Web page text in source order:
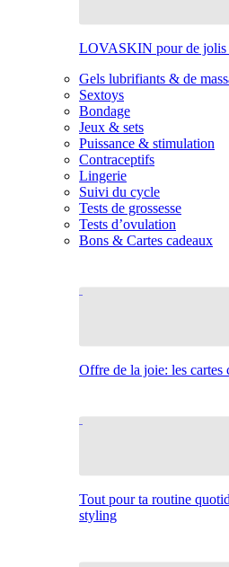
LOVASKIN pour de jolis
Gels lubrifiants & de
Sextoys
Bondage
Jeux & sets
Puissance & stimulation
Contraceptifs
Lingerie
Suivi du cycle
Tests de grossesse
Tests d’ovulation
Bons & Cartes cadeaux
Offre de la joie: les cartes
Tout pour ta routine
styling